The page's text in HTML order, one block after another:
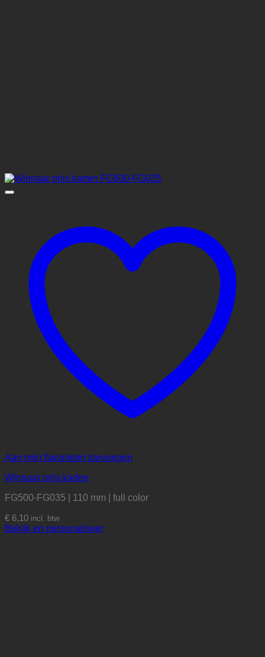
Aan mijn favorieten toevoegen
Winnaar prijs karten
FG500-FG035 | 110 mm | full color
€ 6,10 incl. btw
Bekijk en personaliseer